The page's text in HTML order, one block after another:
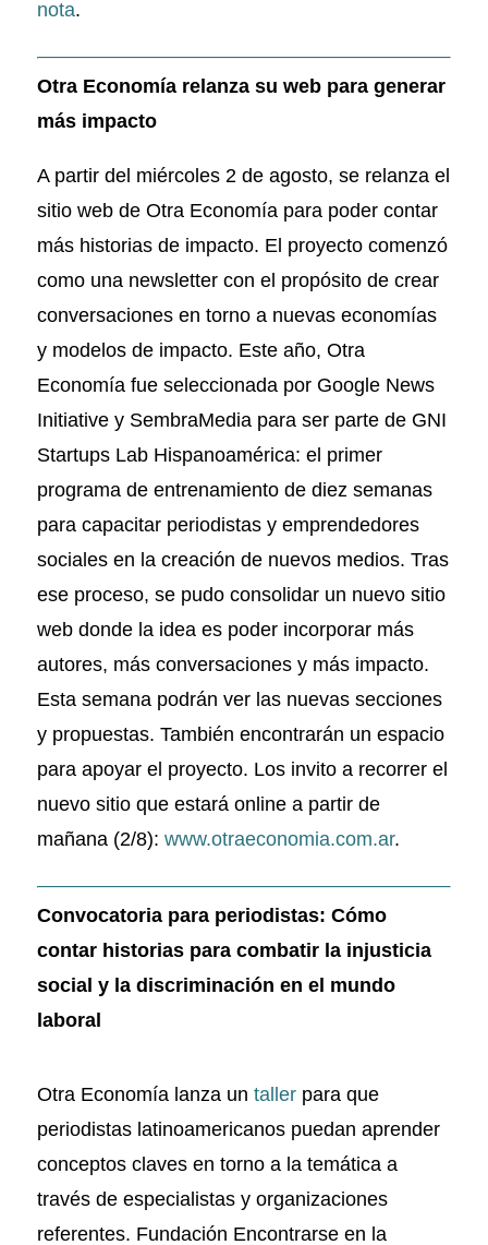
nota.
Otra Economía relanza su web para generar
más impacto
A partir del miércoles 2 de agosto, se relanza el
sitio web de Otra Economía para poder contar
más historias de impacto. El proyecto comenzó
como una newsletter con el propósito de crear
conversaciones en torno a nuevas economías
y modelos de impacto. Este año, Otra
Economía fue seleccionada por Google News
Initiative y SembraMedia para ser parte de GNI
Startups Lab Hispanoamérica: el primer
programa de entrenamiento de diez semanas
para capacitar periodistas y emprendedores
sociales en la creación de nuevos medios. Tras
ese proceso, se pudo consolidar un nuevo sitio
web donde la idea es poder incorporar más
autores, más conversaciones y más impacto.
Esta semana podrán ver las nuevas secciones
y propuestas. También encontrarán un espacio
para apoyar el proyecto. Los invito a recorrer el
nuevo sitio que estará online a partir de
mañana (2/8): www.otraeconomia.com.ar.
Convocatoria para periodistas: Cómo
contar historias para combatir la injusticia
social y la discriminación en el mundo
laboral
Otra Economía lanza un tallerpara que
periodistas latinoamericanos puedan aprender
conceptos claves en torno a la temática a
través de especialistas y organizaciones
referentes. Fundación Encontrarse en la